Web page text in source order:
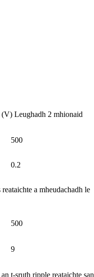
Leughadh 2 mhionaid
500
0.2
a mheudachadh le
500
9
t-sruth ripple reataichte san